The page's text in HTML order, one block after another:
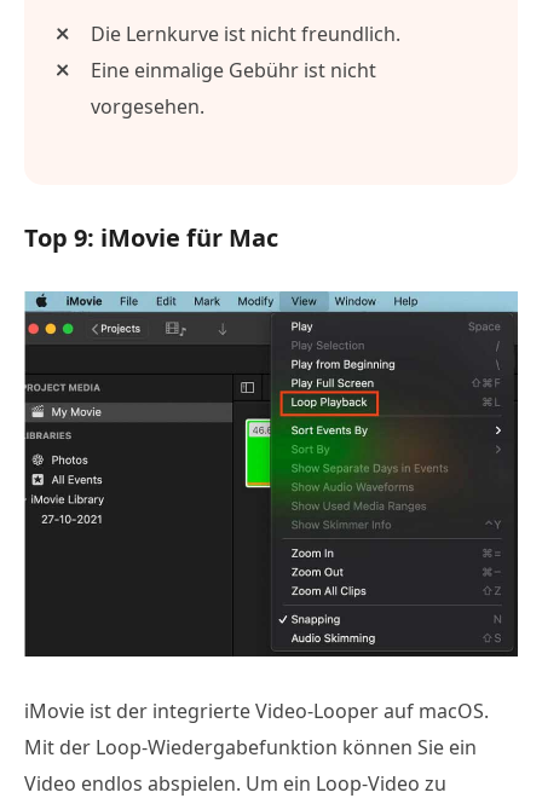
Die Lernkurve ist nicht freundlich.
Eine einmalige Gebühr ist nicht
vorgesehen.
Top 9: iMovie für Mac
iMovie ist der integrierte Video-Looper auf macOS.
Mit der Loop-Wiedergabefunktion können Sie ein
Video endlos abspielen. Um ein Loop-Video zu